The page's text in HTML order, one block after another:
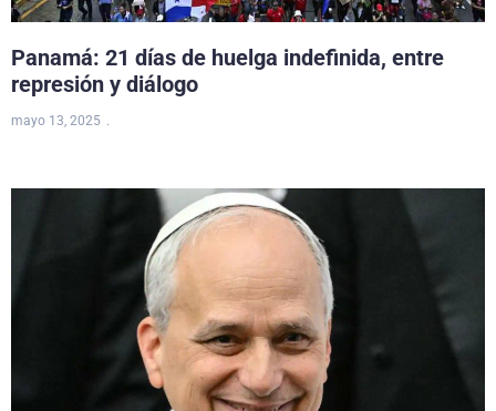
Panamá: 21 días de huelga indefinida, entre
represión y diálogo
mayo 13, 2025